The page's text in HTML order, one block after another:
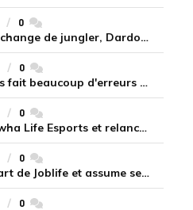
0commentaires
Mercato LoL LCS : Dignitas change de jungler, Dardoch fait son retour en LCS, eXyu annonce sa retraite
0commentaires
BrokenBlade : « Nous avons fait beaucoup d'erreurs bêtes, mais une victoire reste une victoire et c'est une chose dont on peut se réjouir »
0commentaires
Gen.G s'impose face à Hanwha Life Esports et relance sa dynamique en LCK
0commentaires
3XA s'explique sur son départ de Joblife et assume ses torts
0commentaires